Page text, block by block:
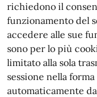
richiedono il
funzionamento del
accedere alle sue
sono per lo più
limitato alla sola
sessione nella
automaticamente